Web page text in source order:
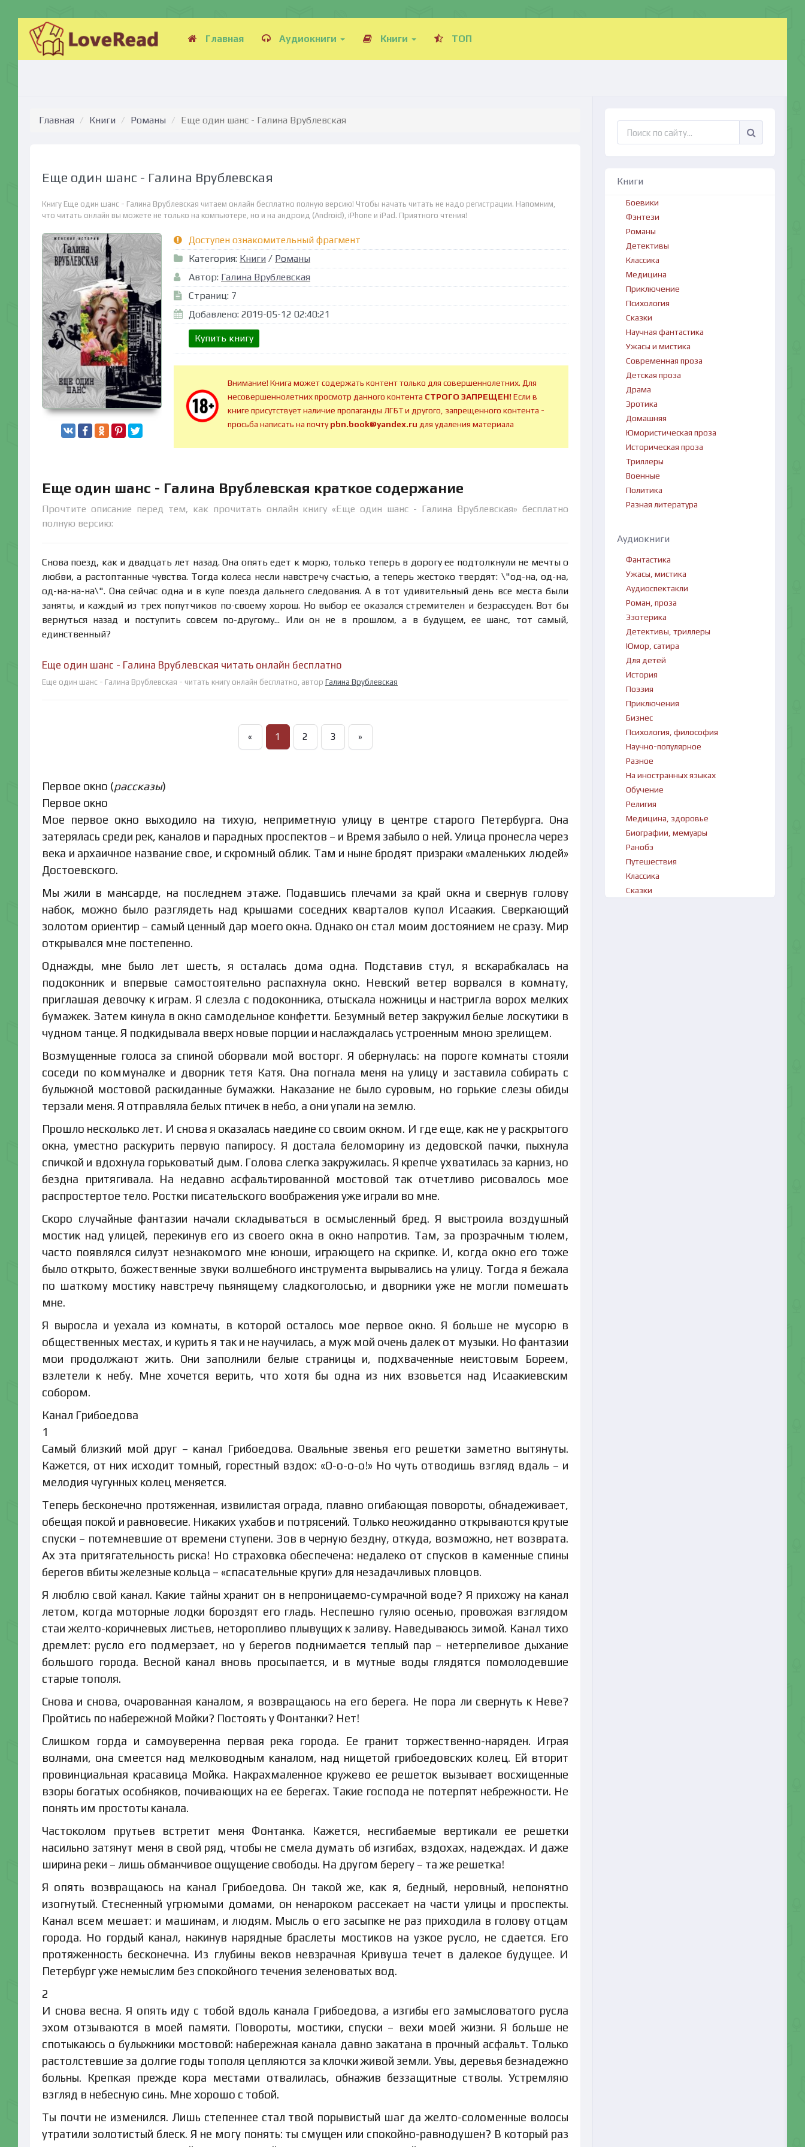
Главная Аудиокниги Книги ТОП
Главная Книги Романы Еще один шанс - Галина Врублевская
Еще один шанс - Галина Врублевская
Книгу Еще один шанс - Галина Врублевская читаем онлайн бесплатно полную версию! Чтобы начать читать не надо регистрации. Напомним,
что читать онлайн вы можете не только на компьютере, но и на андроид (Android), iPhone и iPad. Приятного чтения!
Доступен ознакомительный фрагмент
Категория: Книги / Романы
Автор: Галина Врублевская
Страниц: 7
Добавлено: 2019-05-12 02:40:21
Купить книгу
Внимание! Книга может содержать контент только для совершеннолетних. Для
несовершеннолетних просмотр данного контента СТРОГО ЗАПРЕЩЕН!Если в
книге присутствует наличие пропаганды ЛГБТ и другого, запрещенного контента -
просьба написать на почтуpbn.book@yandex.ru для удаления материала
Еще один шанс - Галина Врублевская краткое содержание
Прочтите описание перед тем, как прочитать онлайн книгу «Еще один шанс - Галина Врублевская» бесплатно
полную версию:
Снова поезд, как и двадцать лет назад. Она опять едет к морю, только теперь в дорогу ее подтолкнули не мечты о
любви, а растоптанные чувства. Тогда колеса несли навстречу счастью, а теперь жестоко твердят: \"од-на, од-на,
од-на-на-на\". Она сейчас одна и в купе поезда дальнего следования. А в тот удивительный день все места были
заняты, и каждый из трех попутчиков по-своему хорош. Но выбор ее оказался стремителен и безрассуден. Вот бы
вернуться назад и поступить совсем по-другому... Или он не в прошлом, а в будущем, ее шанс, тот самый,
единственный?
Еще один шанс - Галина Врублевская читать онлайн бесплатно
Еще один шанс - Галина Врублевская - читать книгу онлайн бесплатно, автор Галина Врублевская
« 1 2 3 »
Первое окно (рассказы)
Первое окно
Мое первое окно выходило на тихую, неприметную улицу в центре старого Петербурга. Она
затерялась среди рек, каналов и парадных проспектов – и Время забыло о ней. Улица пронесла через
века и архаичное название свое, и скромный облик. Там и ныне бродят призраки «маленьких людей»
Достоевского.
Мы жили в мансарде, на последнем этаже. Подавшись плечами за край окна и свернув голову
набок, можно было разглядеть над крышами соседних кварталов купол Исаакия. Сверкающий
золотом ориентир – самый ценный дар моего окна. Однако он стал моим достоянием не сразу. Мир
открывался мне постепенно.
Однажды, мне было лет шесть, я осталась дома одна. Подставив стул, я вскарабкалась на
подоконник и впервые самостоятельно распахнула окно. Невский ветер ворвался в комнату,
приглашая девочку к играм. Я слезла с подоконника, отыскала ножницы и настригла ворох мелких
бумажек. Затем кинула в окно самодельное конфетти. Безумный ветер закружил белые лоскутики в
чудном танце. Я подкидывала вверх новые порции и наслаждалась устроенным мною зрелищем.
Возмущенные голоса за спиной оборвали мой восторг. Я обернулась: на пороге комнаты стояли
соседи по коммуналке и дворник тетя Катя. Она погнала меня на улицу и заставила собирать с
булыжной мостовой раскиданные бумажки. Наказание не было суровым, но горькие слезы обиды
терзали меня. Я отправляла белых птичек в небо, а они упали на землю.
Прошло несколько лет. И снова я оказалась наедине со своим окном. И где еще, как не у раскрытого
окна, уместно раскурить первую папиросу. Я достала беломорину из дедовской пачки, пыхнула
спичкой и вдохнула горьковатый дым. Голова слегка закружилась. Я крепче ухватилась за карниз, но
бездна притягивала. На недавно асфальтированной мостовой так отчетливо рисовалось мое
распростертое тело. Ростки писательского воображения уже играли во мне.
Скоро случайные фантазии начали складываться в осмысленный бред. Я выстроила воздушный
мостик над улицей, перекинув его из своего окна в окно напротив. Там, за прозрачным тюлем,
часто появлялся силуэт незнакомого мне юноши, играющего на скрипке. И, когда окно его тоже
было открыто, божественные звуки волшебного инструмента вырывались на улицу. Тогда я бежала
по шаткому мостику навстречу пьянящему сладкоголосью, и дворники уже не могли помешать
мне.
Я выросла и уехала из комнаты, в которой осталось мое первое окно. Я больше не мусорю в
общественных местах, и курить я так и не научилась, а муж мой очень далек от музыки. Но фантазии
мои продолжают жить. Они заполнили белые страницы и, подхваченные неистовым Бореем,
взлетели к небу. Мне хочется верить, что хотя бы одна из них взовьется над Исаакиевским
собором.
Канал Грибоедова
1
Самый близкий мой друг – канал Грибоедова. Овальные звенья его решетки заметно вытянуты.
Кажется, от них исходит томный, горестный вздох: «О-о-о-о!» Но чуть отводишь взгляд вдаль – и
мелодия чугунных колец меняется.
Теперь бесконечно протяженная, извилистая ограда, плавно огибающая повороты, обнадеживает,
обещая покой и равновесие. Никаких ухабов и потрясений. Только неожиданно открываются крутые
спуски – потемневшие от времени ступени. Зов в черную бездну, откуда, возможно, нет возврата.
Ах эта притягательность риска! Но страховка обеспечена: недалеко от спусков в каменные спины
берегов вбиты железные кольца – «спасательные круги» для незадачливых пловцов.
Я люблю свой канал. Какие тайны хранит он в непроницаемо-сумрачной воде? Я прихожу на канал
летом, когда моторные лодки бороздят его гладь. Неспешно гуляю осенью, провожая взглядом
стаи желто-коричневых листьев, неторопливо плывущих к заливу. Наведываюсь зимой. Канал тихо
дремлет: русло его подмерзает, но у берегов поднимается теплый пар – нетерпеливое дыхание
большого города. Весной канал вновь просыпается, и в мутные воды глядятся помолодевшие
старые тополя.
Снова и снова, очарованная каналом, я возвращаюсь на его берега. Не пора ли свернуть к Неве?
Пройтись по набережной Мойки? Постоять у Фонтанки? Нет!
Слишком горда и самоуверенна первая река города. Ее гранит торжественно-наряден. Играя
волнами, она смеется над мелководным каналом, над нищетой грибоедовских колец. Ей вторит
провинциальная красавица Мойка. Накрахмаленное кружево ее решеток вызывает восхищенные
взоры богатых особняков, почивающих на ее берегах. Такие господа не потерпят небрежности. Не
понять им простоты канала.
Частоколом прутьев встретит меня Фонтанка. Кажется, несгибаемые вертикали ее решетки
насильно затянут меня в свой ряд, чтобы не смела думать об изгибах, вздохах, надеждах. И даже
ширина реки – лишь обманчивое ощущение свободы. На другом берегу – та же решетка!
Я опять возвращаюсь на канал Грибоедова. Он такой же, как я, бедный, неровный, непонятно
изогнутый. Стесненный угрюмыми домами, он ненароком рассекает на части улицы и проспекты.
Канал всем мешает: и машинам, и людям. Мысль о его засыпке не раз приходила в голову отцам
города. Но гордый канал, накинув нарядные браслеты мостиков на узкое русло, не сдается. Его
протяженность бесконечна. Из глубины веков невзрачная Кривуша течет в далекое будущее. И
Петербург уже немыслим без спокойного течения зеленоватых вод.
2
И снова весна. Я опять иду с тобой вдоль канала Грибоедова, а изгибы его замысловатого русла
эхом отзываются в моей памяти. Повороты, мостики, спуски – вехи моей жизни. Я больше не
спотыкаюсь о булыжники мостовой: набережная канала давно закатана в прочный асфальт. Только
растолстевшие за долгие годы тополя цепляются за клочки живой земли. Увы, деревья безнадежно
больны. Крепкая прежде кора местами отвалилась, обнажив беззащитные стволы. Устремляю
взгляд в небесную синь. Мне хорошо с тобой.
Ты почти не изменился. Лишь степеннее стал твой порывистый шаг да желто-соломенные волосы
утратили золотистый блеск. Я не могу понять: ты смущен или спокойно-равнодушен? В который раз
Книги
Боевики
Фэнтези
Романы
Детективы
Классика
Медицина
Приключение
Психология
Сказки
Научная фантастика
Ужасы и мистика
Современная проза
Детская проза
Драма
Эротика
Домашняя
Юмористическая проза
Историческая проза
Триллеры
Военные
Политика
Разная литература
Аудиокниги
Фантастика
Ужасы, мистика
Аудиоспектакли
Роман, проза
Эзотерика
Детективы, триллеры
Юмор, сатира
Для детей
История
Поэзия
Приключения
Бизнес
Психология, философия
Научно-популярное
Разное
На иностранных языках
Обучение
Религия
Медицина, здоровье
Биографии, мемуары
Ранобэ
Путешествия
Классика
Сказки